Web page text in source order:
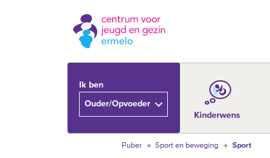
Ik ben
Ouder/Opvoeder
Kinderwens
Puber Sport en beweging Sport